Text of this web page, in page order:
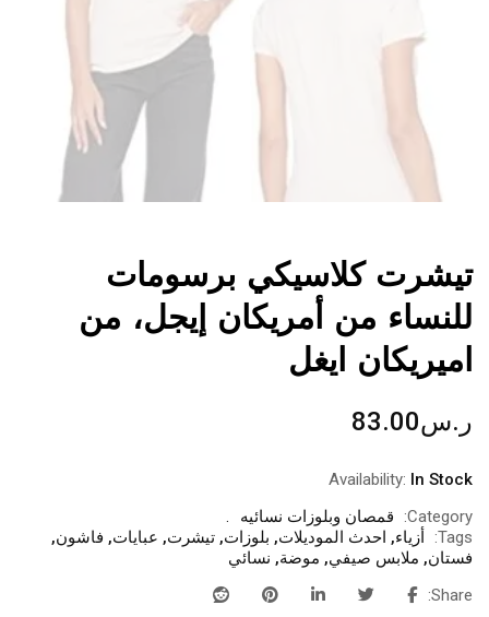
تيشرت كلاسيكي برسومات
للنساء من أمريكان إيجل، من
اميريكان ايغل
ر.س83.00
Availability: In Stock
Category:
قمصان وبلوزات نسائيه
Tags:
أزياء, احدث الموديلات, بلوزات, تيشرت, عبايات, فاشون,
فستان, ملابس صيفي, موضة, نسائي
Share: